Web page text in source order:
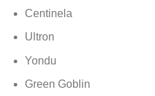
Centinela
Ultron
Yondu
Green Goblin